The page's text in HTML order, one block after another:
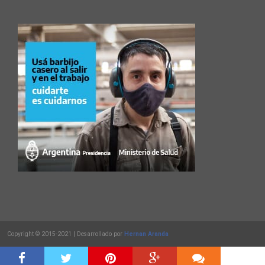
Copyright © 2015-2021 | Desarrollado por Hernan Aranda